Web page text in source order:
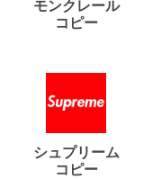
モンクレール
コピー
シュプリーム
コピー